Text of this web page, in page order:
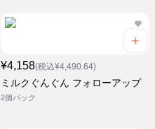
¥4,158(税込¥4,490.64)
ミルクぐんぐん フォローアップ
2個パック